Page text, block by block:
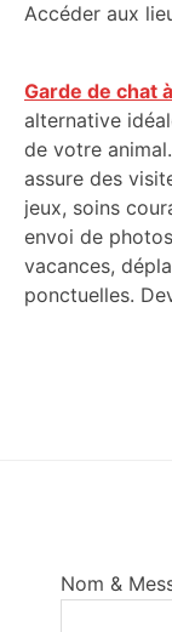
Accéder aux
Garde de chat
alternative
de votre
assure des
jeux, soins
envoi de
vacances,
ponctuelles.
Nom &